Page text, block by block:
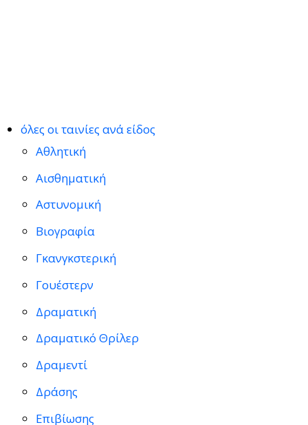
όλες οι ταινίες ανά είδος
Αθλητική
Αισθηματική
Αστυνομική
Βιογραφία
Γκανγκστερική
Γουέστερν
Δραματική
Δραματικό Θρίλερ
Δραμεντί
Δράσης
Επιβίωσης